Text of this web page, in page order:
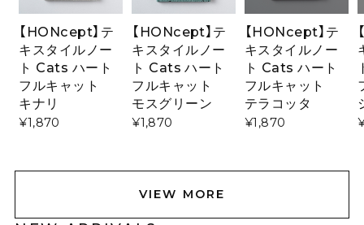
【HONcept】テ
キスタイルノー
ト Cats ハート
フルキャット
キナリ
¥1,870
【HONcept】テ
キスタイルノー
ト Cats ハート
フルキャット
モスグリーン
¥1,870
【HONcept】テ
キスタイルノー
ト Cats ハート
フルキャット
テラコッタ
¥1,870
VIEW MORE